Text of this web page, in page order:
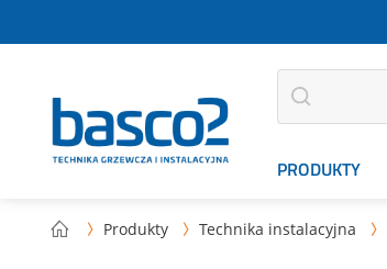
PRODUKTY
 Produkty  Technika instalacyjna 